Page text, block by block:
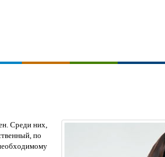
Среди них,
по